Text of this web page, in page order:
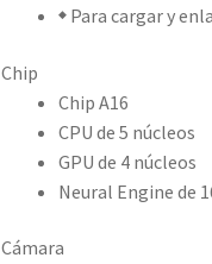
◆Para cargar y
Chip
Chip A16
CPU de 5 núcleos
GPU de 4 núcleos
Neural Engine de
Cámara